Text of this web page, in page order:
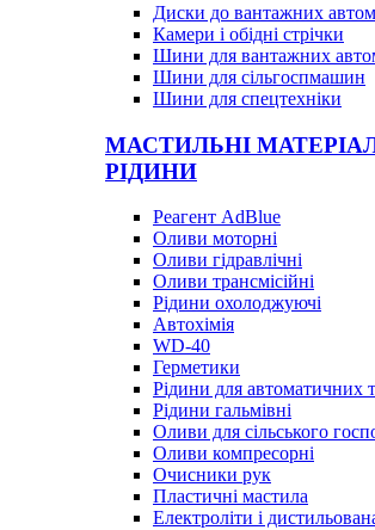
Диски до вантажних
Камери і обідні стрічки
Шини для вантажних
Шини для сільгоспмашин
Шини для спецтехніки
МАСТИЛЬНІ
РІДИНИ
Реагент AdBlue
Оливи моторні
Оливи гідравлічні
Оливи трансмісійні
Рідини охолоджуючі
Автохімія
WD-40
Герметики
Рідини для автоматичних
Рідини гальмівні
Оливи для сільського
Оливи компресорні
Очисники рук
Пластичні мастила
Електроліти і